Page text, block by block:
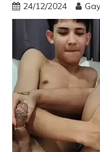
24/12/2024